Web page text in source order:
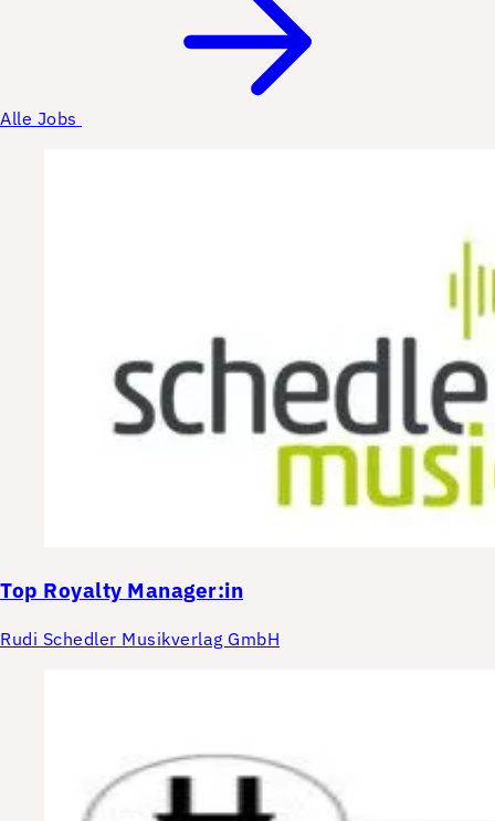
Alle Jobs
Top Royalty Manager:in
Rudi Schedler Musikverlag GmbH